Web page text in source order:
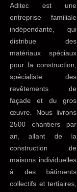
Aditec est une
entreprise familiale
indépendante, qui
distribue des
matériaux spéciaux
pour la construction,
spécialiste des
revêtements de
façade et du gros
œuvre. Nous livrons
2500 chantiers par
an, allant de la
construction de
maisons individuelles
à des bâtiments
collectifs et tertiaires,